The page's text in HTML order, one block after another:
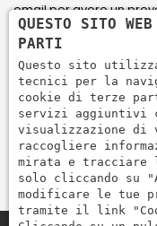
email per avere un
il cliente.
5) Paga con Carta di
Mastercard tramite il
inviare denaro e
semplice e sicuro.
QUESTO SITO
PARTI
Questo sito
tecnici per la
cookie di terze
servizi aggiuntivi
visualizzazione di
raccogliere
mirata e
solo cliccando su
modificare le tue
tramite il link